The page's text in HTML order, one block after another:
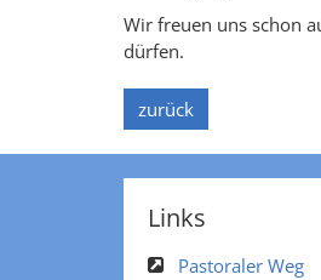
Wir freuen uns schon
dürfen.
zurück
Links
Pastoraler Weg